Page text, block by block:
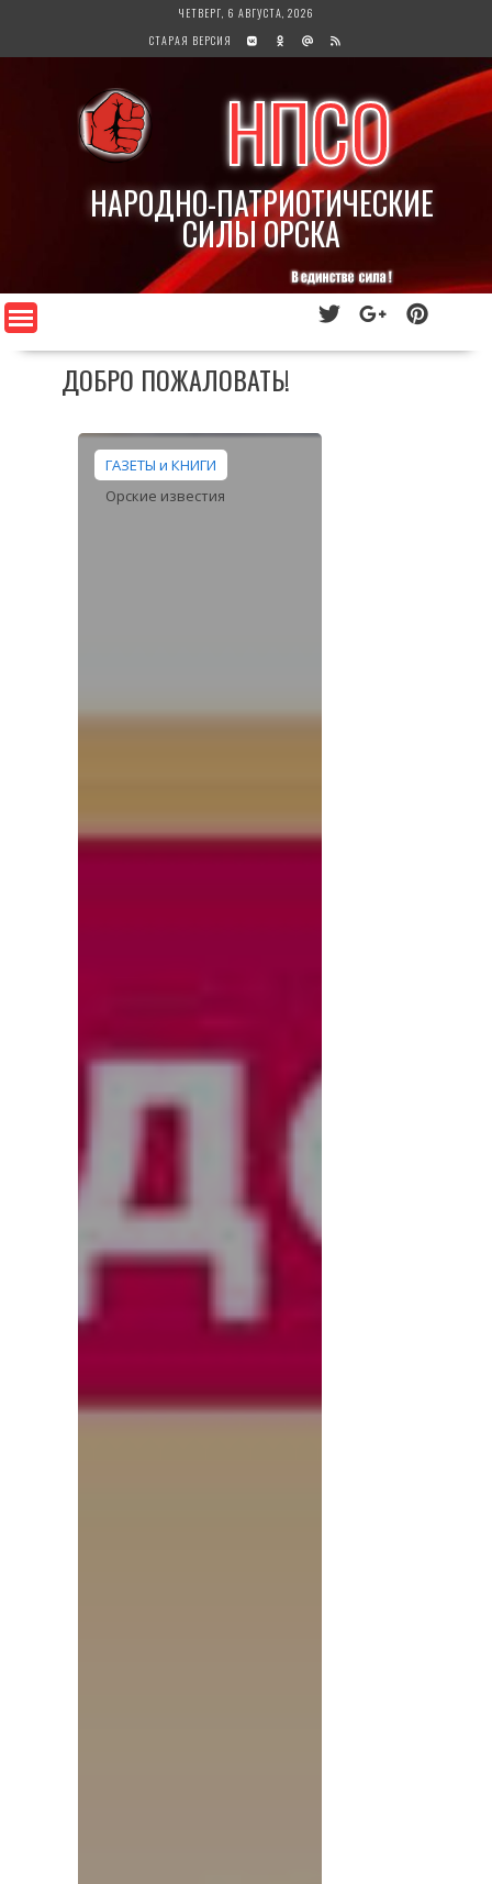
содержимому
ЧЕТВЕРГ, 6 АВГУСТА, 2026
СТАРАЯ ВЕРСИЯ
НПСО
НАРОДНО-ПАТРИОТИЧЕСКИЕ
СИЛЫ ОРСКА
ДОБРО ПОЖАЛОВАТЬ!
ГАЗЕТЫ и КНИГИ
Орские известия